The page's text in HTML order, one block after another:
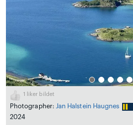
1 liker bildet
Photographer: Jan Halstein Haugnes
2024